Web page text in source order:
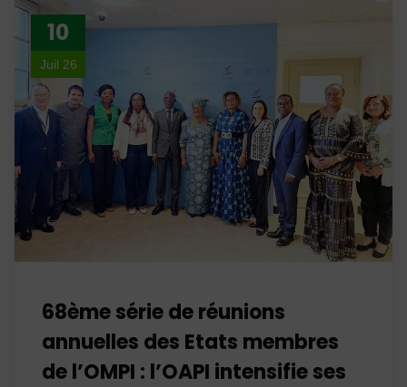
10
Juil 26
68ème série de réunions
annuelles des Etats membres
de l’OMPI : l’OAPI intensifie ses